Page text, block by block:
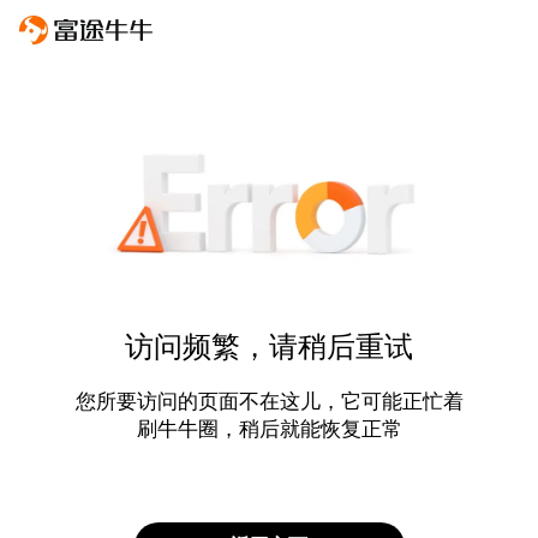
访问频繁，请稍后重试
您所要访问的页面不在这儿，它可能正忙着
刷牛牛圈，稍后就能恢复正常